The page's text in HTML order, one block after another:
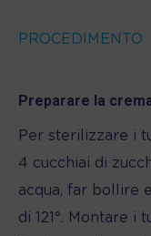
PROCEDIMENTO
Preparare la
Per sterilizzare i
4 cucchiai di
acqua, far bollire
di 121°. Montare i